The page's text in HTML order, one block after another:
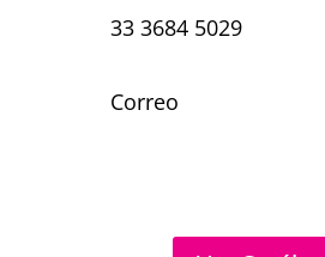
33 3684 5029
Correo